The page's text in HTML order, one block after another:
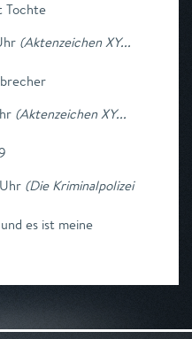
Tochte
(Aktenzeichen XY...
(Aktenzeichen XY...
(Die Kriminalpolizei
es ist meine